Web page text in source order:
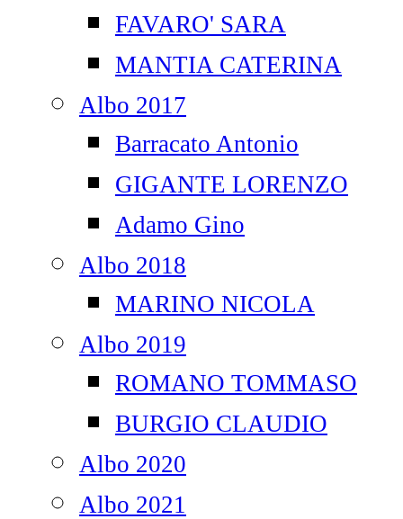
FAVARO' SARA
MANTIA CATERINA
Albo 2017
Barracato Antonio
GIGANTE LORENZO
Adamo Gino
Albo 2018
MARINO NICOLA
Albo 2019
ROMANO TOMMASO
BURGIO CLAUDIO
Albo 2020
Albo 2021